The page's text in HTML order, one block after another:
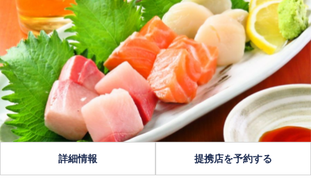
詳細情報 提携店を予約する